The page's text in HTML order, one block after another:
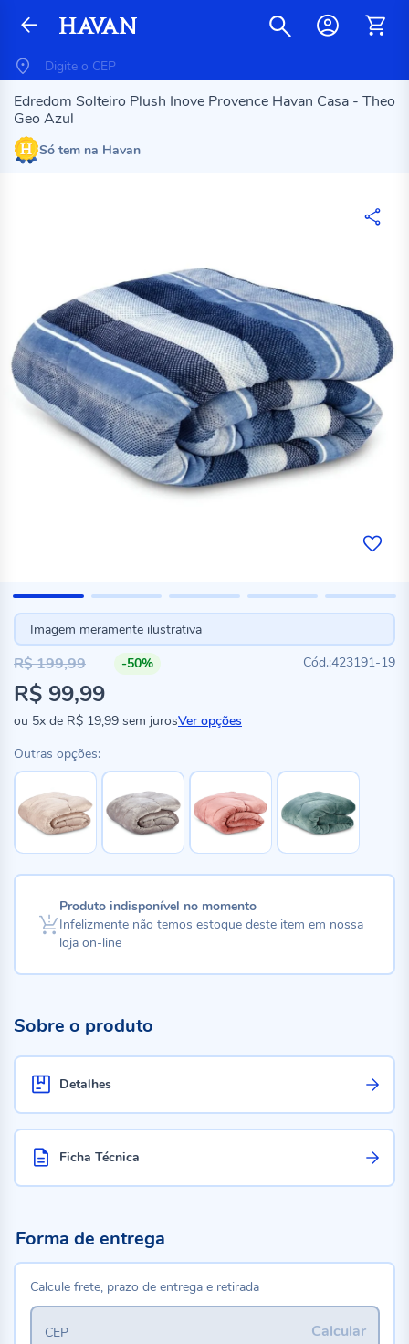
Edredom Solteiro Plush Inove Provence Havan Casa - Theo
Geo Azul
Só tem na Havan
Imagem meramente ilustrativa
-50%
423191-19
Preço
especial
R$ 99,99
R$ 199,99
ou 5x de R$ 19,99 sem jurosVer opções
Outras opções:
Produto indisponível no momento
Infelizmente não temos estoque deste item em nossa
loja on-line
Sobre o produto
Detalhes
Ficha Técnica
Forma de entrega
Calcule frete, prazo de entrega e retirada
Calcular
CEP